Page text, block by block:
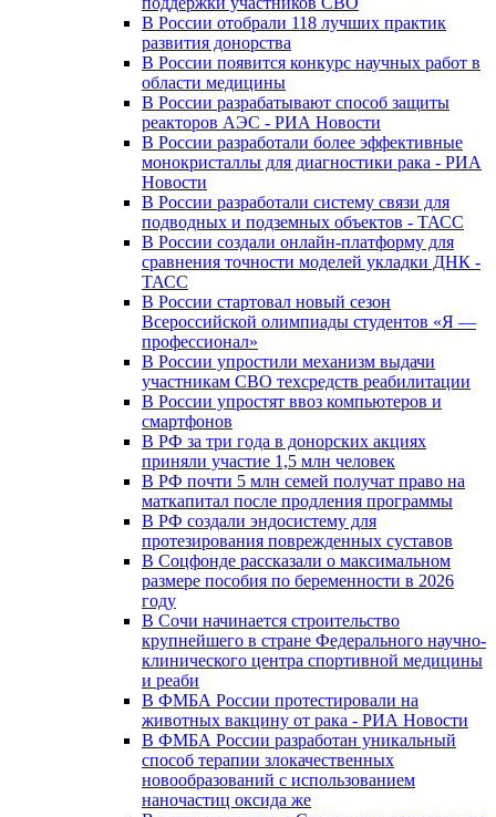
В России отобрали 118 лучших практик
развития донорства
В России появится конкурс научных работ в
области медицины
В России разрабатывают способ защиты
реакторов АЭС - РИА Новости
В России разработали более эффективные
монокристаллы для диагностики рака - РИА
Новости
В России разработали систему связи для
подводных и подземных объектов - ТАСС
В России создали онлайн-платформу для
сравнения точности моделей укладки ДНК -
ТАСС
В России стартовал новый сезон
Всероссийской олимпиады студентов «Я —
профессионал»
В России упростили механизм выдачи
участникам СВО техсредств реабилитации
В России упростят ввоз компьютеров и
смартфонов
В РФ за три года в донорских акциях
приняли участие 1,5 млн человек
В РФ почти 5 млн семей получат право на
маткапитал после продления программы
В РФ создали эндосистему для
протезирования поврежденных суставов
В Соцфонде рассказали о максимальном
размере пособия по беременности в 2026
году
В Сочи начинается строительство
крупнейшего в стране Федерального научно-
клинического центра спортивной медицины
и реаби
В ФМБА России протестировали на
животных вакцину от рака - РИА Новости
В ФМБА России разработан уникальный
способ терапии злокачественных
новообразований с использованием
наночастиц оксида же